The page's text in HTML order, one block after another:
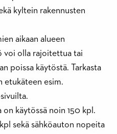
kyltein rakennusten
aikaan alueen
voi olla rajoitettua tai
poissa käytöstä. Tarkasta
etukäteen esim.
käytössä noin 150 kpl.
sekä sähköauton nopeita